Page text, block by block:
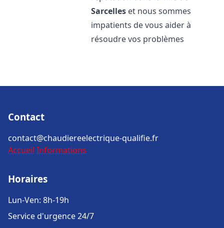
Sarcelles et nous sommes
impatients de vous aider à
résoudre vos problèmes
Contact
contact@chaudiereelectrique-qualifie.fr
Accueil Informations
Horaires
Lun-Ven: 8h-19h
Service d'urgence 24/7